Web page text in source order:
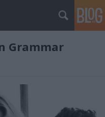
Grammar